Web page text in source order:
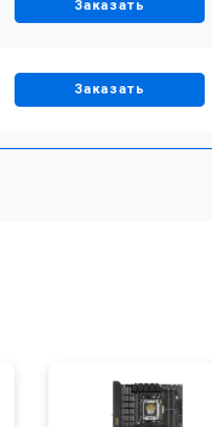
Заказать
Заказать